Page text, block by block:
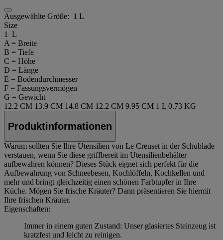
Ausgewählte Größe: 1 L
Size
1 L
A = Breite
B = Tiefe
C = Höhe
D = Länge
E = Bodendurchmesser
F = Fassungsvermögen
G = Gewicht
12.2 CM 13.9 CM 14.8 CM 12.2 CM 9.95 CM 1 L 0.73 KG
Produktinformationen
Warum sollten Sie Ihre Utensilien von Le Creuset in der Schublade
verstauen, wenn Sie diese griffbereit im Utensilienbehälter
aufbewahren können? Dieses Stück eignet sich perfekt für die
Aufbewahrung von Schneebesen, Kochlöffeln, Kochkellen und
mehr und bringt gleichzeitig einen schönen Farbtupfer in Ihre
Küche. Mögen Sie frische Kräuter? Dann präsentieren Sie hiermit
Ihre frischen Kräuter.
Eigenschaften:
Immer in einem guten Zustand: Unser glasiertes Steinzeug ist
kratzfest und leicht zu reinigen.